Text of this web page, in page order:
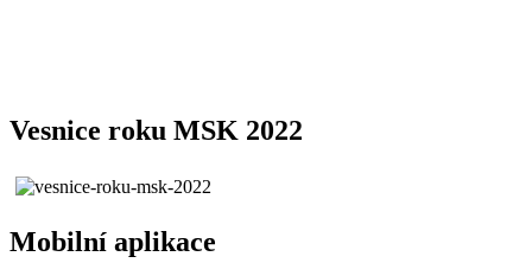
Vesnice roku MSK 2022
Mobilní aplikace